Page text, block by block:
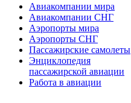
Авиакомпании мира
Авиакомпании СНГ
Аэропорты мира
Аэропорты СНГ
Пассажирские самолеты
Энциклопедия
пассажирской авиации
Работа в авиации